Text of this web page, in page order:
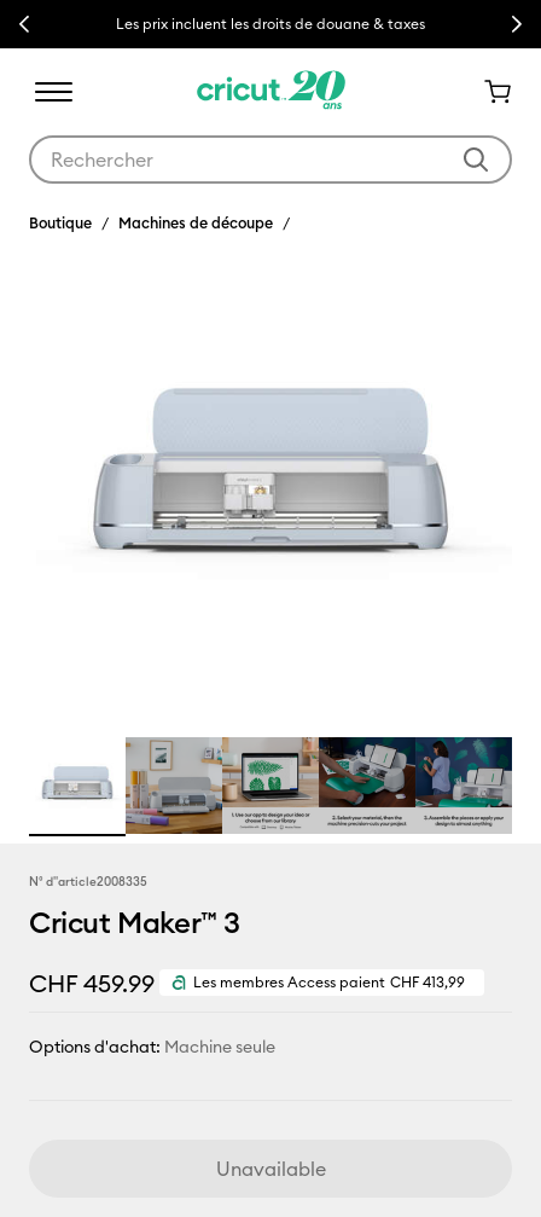
Previous Livraison gratuite à partir de CHF 50 Next
Boutique Machines de découpe
N° d''article2008335
Cricut Maker™ 3
CHF 459.99 Les membres Access paient CHF 413,99
Options d'achat: Machine seule
Unavailable